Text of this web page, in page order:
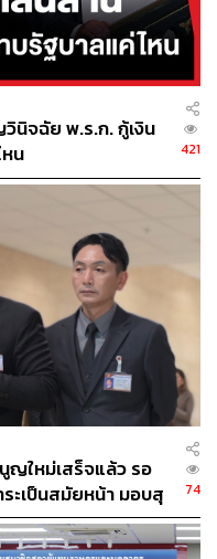
นิจฉัย พ.ร.ก. กู้เงิน
น
421
ญใหม่เสร็จแล้ว รอ
ะเป็นสมัยหน้า มอบสุ
74